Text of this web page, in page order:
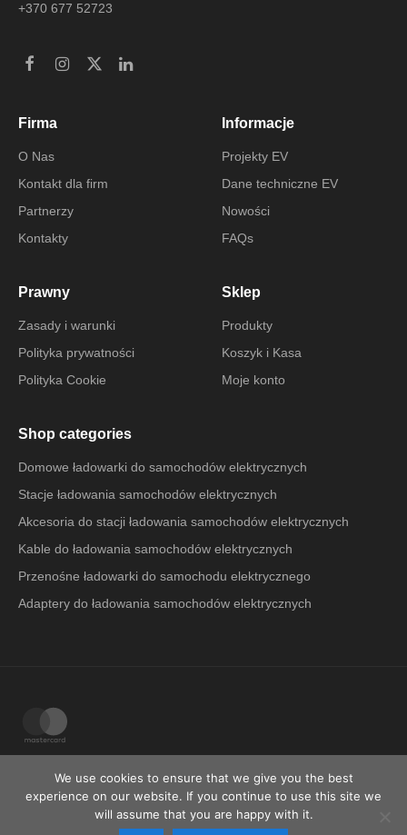
+370 677 52723
Firma
O Nas
Kontakt dla firm
Partnerzy
Kontakty
Informacje
Projekty EV
Dane techniczne EV
Nowości
FAQs
Prawny
Zasady i warunki
Polityka prywatności
Polityka Cookie
Sklep
Produkty
Koszyk i Kasa
Moje konto
Shop categories
Domowe ładowarki do samochodów elektrycznych
Stacje ładowania samochodów elektrycznych
Akcesoria do stacji ładowania samochodów elektrycznych
Kable do ładowania samochodów elektrycznych
Przenośne ładowarki do samochodu elektrycznego
Adaptery do ładowania samochodów elektrycznych
EV + BalticsEV + International EV + USA
We use cookies to ensure that we give you the best
experience on our website. If you continue to use this site we
will assume that you are happy with it.